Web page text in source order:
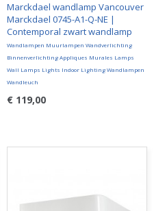
Marckdael wandlamp Vancouver
Marckdael 0745-A1-Q-NE |
Contemporal zwart wandlamp
Wandlampen Muurlampen Wandverlichting
Binnenverlichting Appliques Murales Lamps
Wall Lamps Lights Indoor Lighting Wandlampen
Wandleuch
€ 119,00